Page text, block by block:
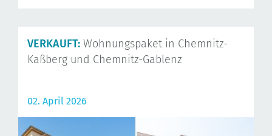
VERKAUFT: Wohnungspaket in Chemnitz-
Kaßberg und Chemnitz-Gablenz
02. April 2026